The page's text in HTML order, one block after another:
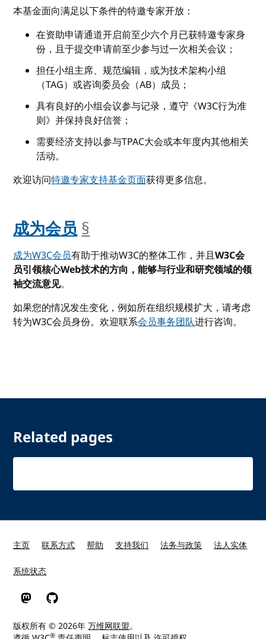
本基金面向满足以下条件的特邀专家开放：
在资助申请通道开启前至少六个月已获特邀专家身
份，且于提交申请前至少参与过一次相关会议；
担任小组主席、规范编辑，或为技术架构小组
（TAG）或咨询委员会（AB）成员；
具有良好的小组会议参与记录，遵守《W3C行为准
则》并保持良好信誉；
需要经济支持以参与TPAC大会或本年度内其他相关
活动。
欢迎访问特邀专家支持基金页面获得更多信息。
成为会员§
成为W3C会员有助于推动W3C的整体工作，并且W3C会
员引领核心Web技术的方向，能够与行业和研究领域的领
袖交流意见。
如果您的情况发生变化，例如所在组织规模扩大，请考虑
转为W3C会员身份。欢迎联系会员事务团队进行咨询。
Related pages
主页 联系方式 帮助 支持我们 法务与政策 法人实体
系统状态
W3C 在 Mastodon
W3C 在 GitHub
版权所有 © 2026年万维网联盟。
®